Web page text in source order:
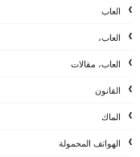
العاب
العاب،
العاب، مقالات
القانون
الماك
الهواتف المحمولة